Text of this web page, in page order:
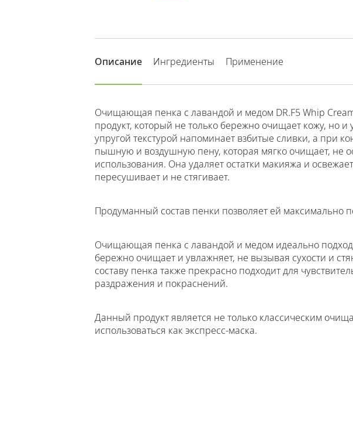
Описание Ингредиенты Применение
Очищающая пенка с лавандой и медом DR.F5 Whip
продукт, который не только бережно очищает кожу, но
упругой текстурой напоминает взбитые сливки, а при
пышную и воздушную пену, которая мягко очищает, не
использования. Она удаляет остатки макияжа и
пересушивает и не стягивает.
Продуманный состав пенки позволяет ей максимально
Очищающая пенка с лавандой и медом идеально
бережно очищает и увлажняет, не вызывая сухости и
составу пенка также прекрасно подходит для
раздражения и покраснений.
Данный продукт является не только классическим
использоваться как экспресс-маска.